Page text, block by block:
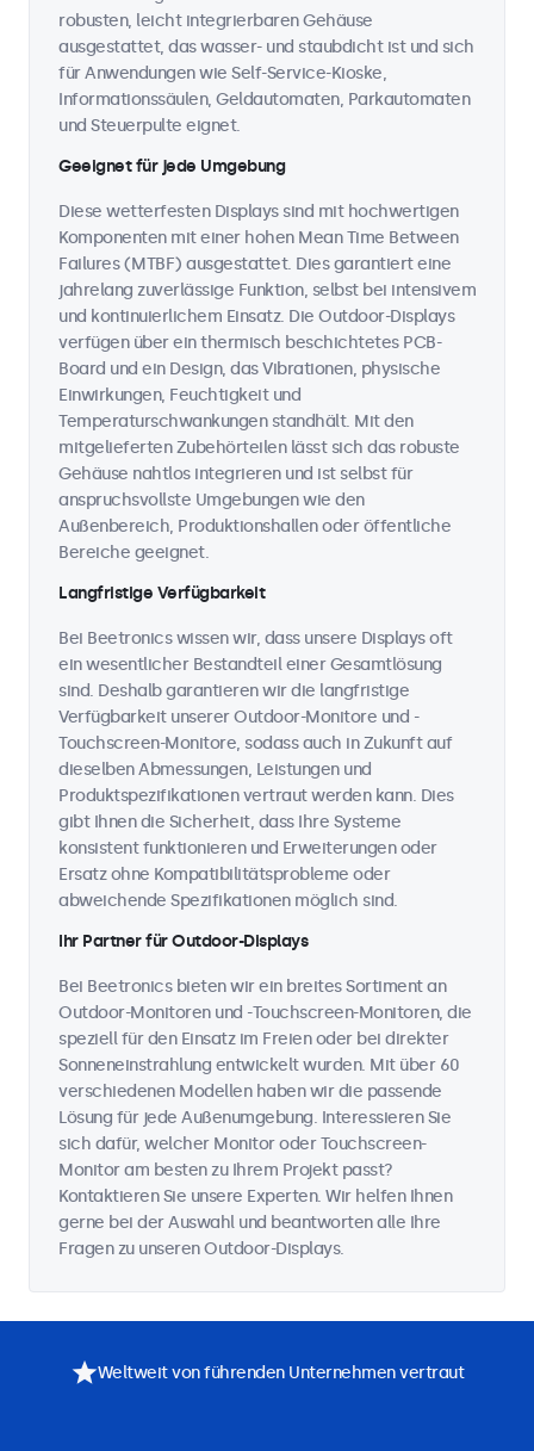
robusten, leicht integrierbaren Gehäuse
ausgestattet, das wasser- und staubdicht ist und sich
für Anwendungen wie Self-Service-Kioske,
Informationssäulen, Geldautomaten, Parkautomaten
und Steuerpulte eignet.
Geeignet für jede Umgebung
Diese wetterfesten Displays sind mit hochwertigen
Komponenten mit einer hohen Mean Time Between
Failures (MTBF) ausgestattet. Dies garantiert eine
jahrelang zuverlässige Funktion, selbst bei intensivem
und kontinuierlichem Einsatz. Die Outdoor-Displays
verfügen über ein thermisch beschichtetes PCB-
Board und ein Design, das Vibrationen, physische
Einwirkungen, Feuchtigkeit und
Temperaturschwankungen standhält. Mit den
mitgelieferten Zubehörteilen lässt sich das robuste
Gehäuse nahtlos integrieren und ist selbst für
anspruchsvollste Umgebungen wie den
Außenbereich, Produktionshallen oder öffentliche
Bereiche geeignet.
Langfristige Verfügbarkeit
Bei Beetronics wissen wir, dass unsere Displays oft
ein wesentlicher Bestandteil einer Gesamtlösung
sind. Deshalb garantieren wir die langfristige
Verfügbarkeit unserer Outdoor-Monitore und -
Touchscreen-Monitore, sodass auch in Zukunft auf
dieselben Abmessungen, Leistungen und
Produktspezifikationen vertraut werden kann. Dies
gibt Ihnen die Sicherheit, dass Ihre Systeme
konsistent funktionieren und Erweiterungen oder
Ersatz ohne Kompatibilitätsprobleme oder
abweichende Spezifikationen möglich sind.
Ihr Partner für Outdoor-Displays
Bei Beetronics bieten wir ein breites Sortiment an
Outdoor-Monitoren und -Touchscreen-Monitoren, die
speziell für den Einsatz im Freien oder bei direkter
Sonneneinstrahlung entwickelt wurden. Mit über 60
verschiedenen Modellen haben wir die passende
Lösung für jede Außenumgebung. Interessieren Sie
sich dafür, welcher Monitor oder Touchscreen-
Monitor am besten zu Ihrem Projekt passt?
Kontaktieren Sie unsere Experten. Wir helfen Ihnen
gerne bei der Auswahl und beantworten alle Ihre
Fragen zu unseren Outdoor-Displays.
Weltweit von führenden Unternehmen vertraut